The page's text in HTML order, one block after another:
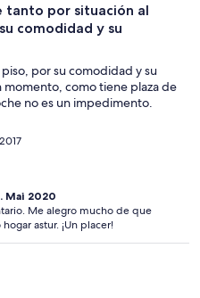
por situación al
comodidad y su
por su comodidad y su
momento, como tiene plaza de
no es un impedimento.
Mai 2020
Me alegro mucho de que
astur. ¡Un placer!